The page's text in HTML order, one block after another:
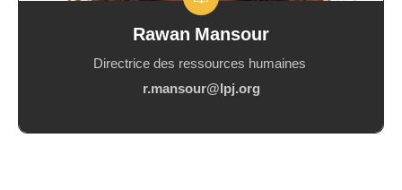
Rawan Mansour
Directrice des ressources humaines
r.mansour@lpj.org